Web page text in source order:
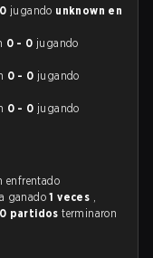
jugando unknown en
0 - 0 jugando
0 - 0 jugando
0 - 0 jugando
enfrentado
ganado1 veces ,
0 partidosterminaron